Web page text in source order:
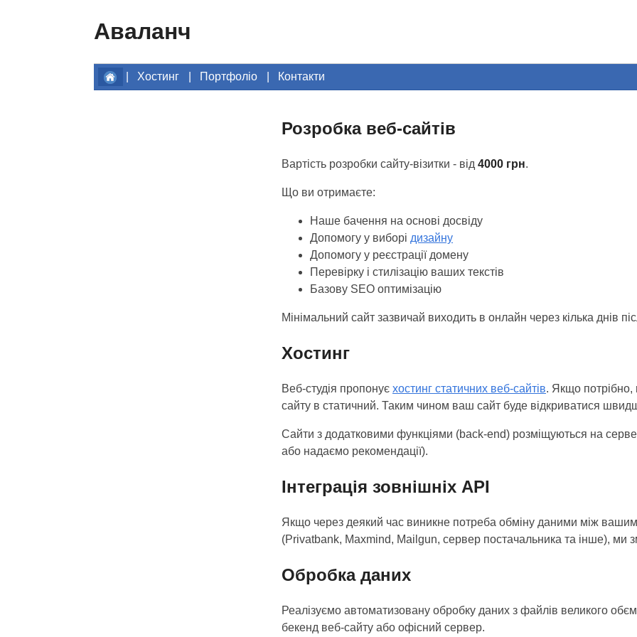
Аваланч
Хостинг Портфоліо Контакти
Розробка веб-сайтів
Вартість розробки сайту-візитки - від 4000 грн.
Що ви отримаєте:
Наше бачення на основі досвіду
Допомогу у виборі дизайну
Допомогу у реєстрації домену
Перевірку і стилізацію ваших текстів
Базову SEO оптимізацію
Мінімальний сайт зазвичай виходить в онлайн через кілька днів
Хостинг
Веб-студія пропонує хостинг статичних веб-сайтів. Якщо
сайту в статичний. Таким чином ваш сайт буде відкриватися
Сайти з додатковими функціями (back-end) розміщуються на
або надаємо рекомендації).
Інтеграція зовнішніх API
Якщо через деякий час виникне потреба обміну даними між
(Privatbank, Maxmind, Mailgun, сервер постачальника та інше), ми
Обробка даних
Реалізуємо автоматизовану обробку даних з файлів великого
бекенд веб-сайту або офісний сервер.